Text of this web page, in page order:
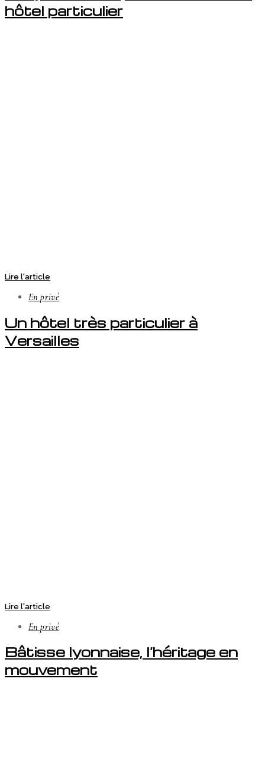
hôtel particulier
Lire l'article
En privé
Un hôtel très particulier à
Versailles
Lire l'article
En privé
Bâtisse lyonnaise, l’héritage en
mouvement